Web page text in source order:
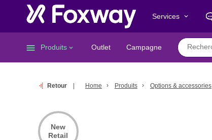
Services keyboard_arrow_down
menu Produits keyboard_arrow_down Outlet Campagne
Retour Home Produits Options & accessories
New
Retail